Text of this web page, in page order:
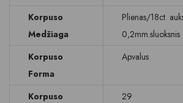
Korpuso
Medžiaga
Plienas/18ct.
0,2mm.sluoksnis
Korpuso
Forma
Apvalus
Korpuso
29